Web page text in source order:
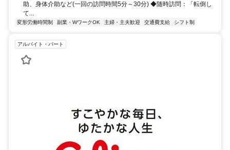
助、身体介助など(一回の訪問時間5分～30分) ◆随時訪問：「転倒し
て...
変形労働時間制 副業・WワークOK 主婦・主夫歓迎 交通費支給 シフト制
アルバイト・パート